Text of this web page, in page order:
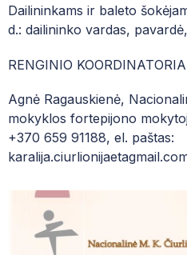
Dailininkams ir baleto
d.: dailininko vardas,
RENGINIO
Agnė Ragauskienė,
mokyklos fortepijono
+370 659 91188, el. paštas: